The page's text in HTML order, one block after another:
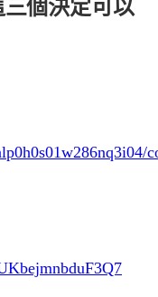
三個決定可以